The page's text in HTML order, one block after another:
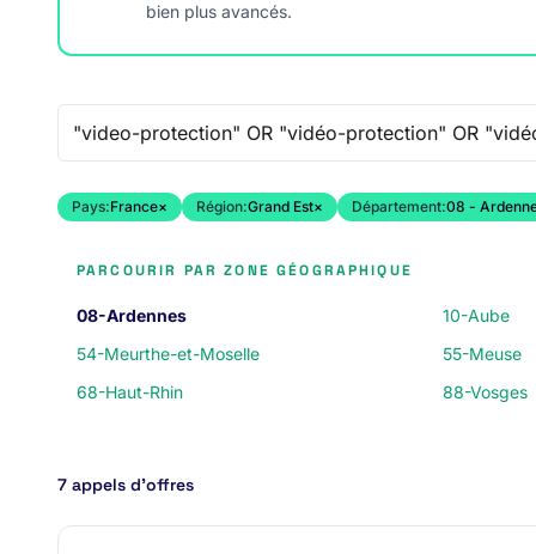
bien plus avancés.
Pays:France× Région:Grand Est× Département:08 -
PARCOURIR PAR ZONE GÉOGRAPHIQUE
08-Ardennes
10-Aube
54-Meurthe-et-Moselle
55-Meuse
68-Haut-Rhin
88-Vosges
7 appels d’offres